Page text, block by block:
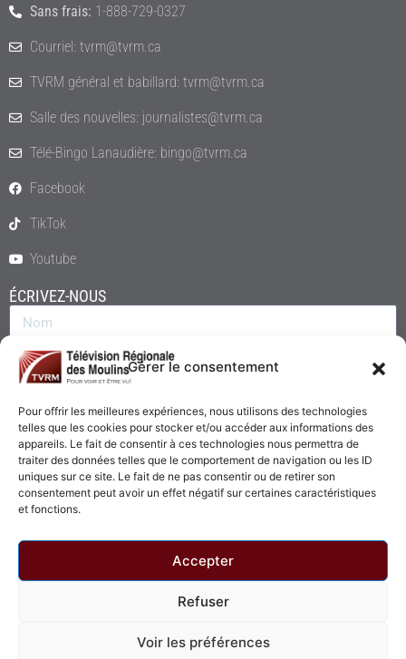
Gérer le consentement
Pour offrir les meilleures expériences, nous utilisons des technologies
telles que les cookies pour stocker et/ou accéder aux informations des
appareils. Le fait de consentir à ces technologies nous permettra de
traiter des données telles que le comportement de navigation ou les ID
uniques sur ce site. Le fait de ne pas consentir ou de retirer son
consentement peut avoir un effet négatif sur certaines caractéristiques
et fonctions.
Accepter
Refuser
Voir les préférences
Sans frais: 1-888-729-0327
Courriel: tvrm@tvrm.ca
TVRM général et babillard: tvrm@tvrm.ca
Salle des nouvelles: journalistes@tvrm.ca
Télé-Bingo Lanaudière: bingo@tvrm.ca
Facebook
TikTok
Youtube
ÉCRIVEZ-NOUS
© 2026 - Télévision Régionale des Moulins. Tous droits réservés.